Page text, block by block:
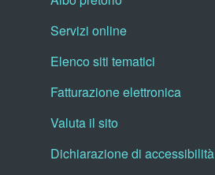
Servizi online
Elenco siti tematici
Fatturazione elettronica
Valuta il sito
Dichiarazione di accessibilità